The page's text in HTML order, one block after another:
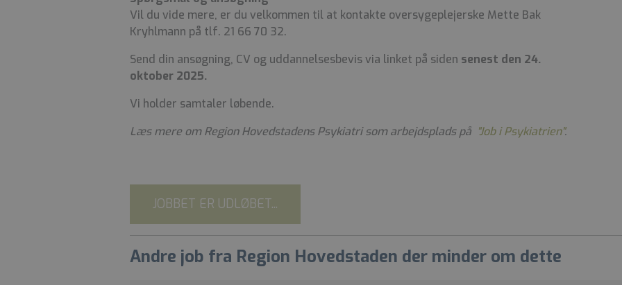
Vil du vide mere, er du velkommen til at kontakte oversygeplejerske Mette Bak
Kryhlmann på tlf. 21 66 70 32.
Send din ansøgning, CV og uddannelsesbevis via linket på siden senest den 24.
oktober 2025.
Vi holder samtaler løbende.
Læs mere om Region Hovedstadens Psykiatri som arbejdsplads på "Job i Psykiatrien".
JOBBET ER UDLØBET...
Andre job fra Region Hovedstaden der minder om dette